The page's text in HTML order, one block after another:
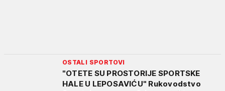
OSTALI SPORTOVI
"OTETE SU PROSTORIJE SPORTSKE
HALE U LEPOSAVIĆU" Rukovodstvo